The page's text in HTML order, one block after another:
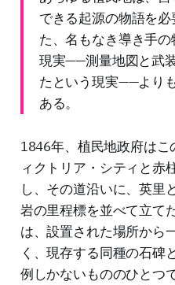
できる起源の物語を
た、名もなき導き手
現実——測量地図と武
たという現実——より
ある。
1846年、植民地政府は
ィクトリア・シティと赤
し、その道沿いに、英里
岩の里程標を並べて立て
は、設置された場所から
く、現存する同種の石碑
例しかないもののひとつ